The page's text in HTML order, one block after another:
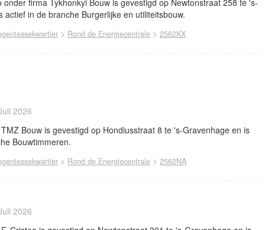
onder firma Tykhonkyi Bouw is gevestigd op Newtonstraat 258 te 's-
actief in de branche Burgerlijke en utiliteitsbouw.
> Rond de Energiecentrale > 2562KX
2026
Bouw is gevestigd op Hondiusstraat 8 te 's-Gravenhage en is
Bouwtimmeren.
> Rond de Energiecentrale > 2562NA
2026